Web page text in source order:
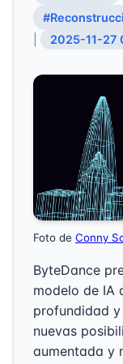
2025-11-27
Foto de Conny
ByteDance
modelo de IA
profundidad
nuevas
aumentada y